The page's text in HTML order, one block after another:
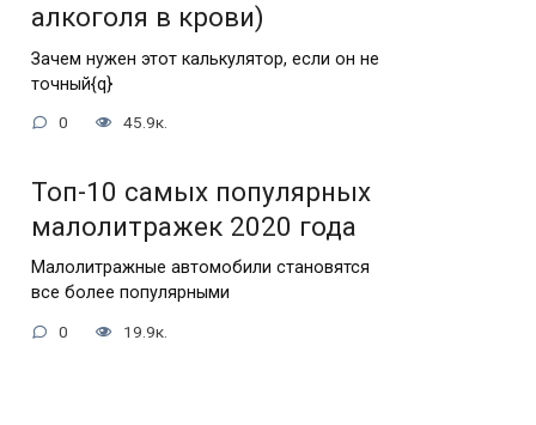
алкоголя в крови)
Зачем нужен этот калькулятор, если он не
точный{q}
0 45.9к.
Топ-10 самых популярных
малолитражек 2020 года
Малолитражные автомобили становятся
все более популярными
0 19.9к.